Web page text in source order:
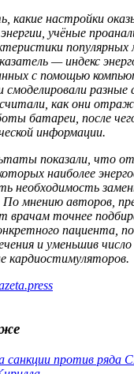
какие настройки
учёные
популярных
— индекс
с помощью
смоделировали разные
как они
батареи, после
информации.
показали, что
наиболее
необходимость
По мнению авторов,
врачам точнее
пациента,
и уменьшив
кардиостимуляторов.
санкции против ряда